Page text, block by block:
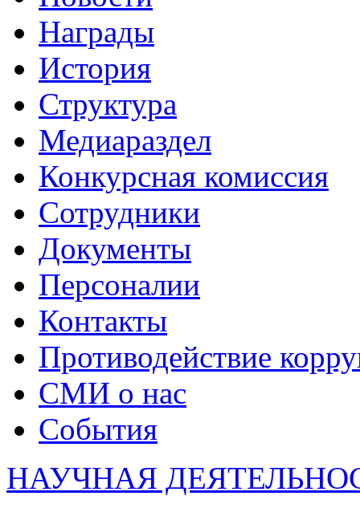
Награды
История
Структура
Медиараздел
Конкурсная комиссия
Сотрудники
Документы
Персоналии
Контакты
Противодействие
СМИ о нас
События
НАУЧНАЯ